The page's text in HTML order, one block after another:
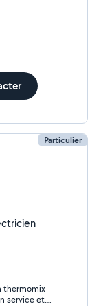
Particulier
thermomix
service et